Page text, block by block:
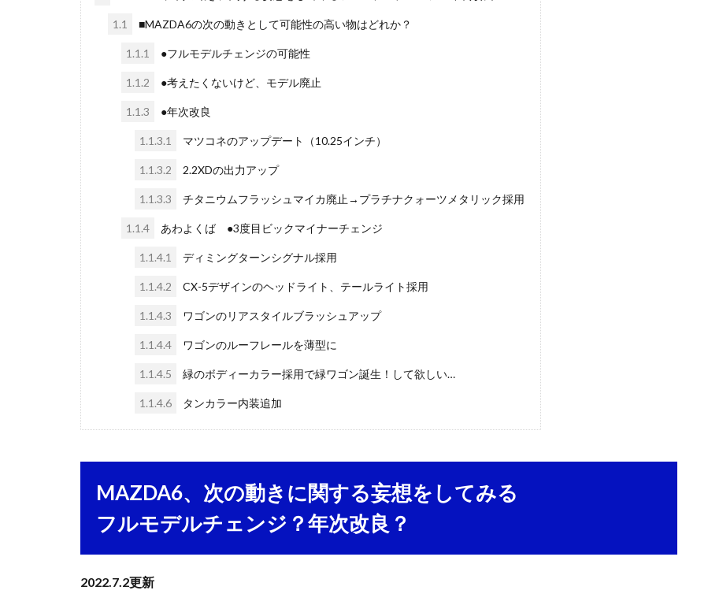
1.1 ■MAZDA6の次の動きとして可能性の高い物はどれか？
1.1.1 ●フルモデルチェンジの可能性
1.1.2 ●考えたくないけど、モデル廃止
1.1.3 ●年次改良
1.1.3.1 マツコネのアップデート（10.25インチ）
1.1.3.2 2.2XDの出力アップ
1.1.3.3 チタニウムフラッシュマイカ廃止→プラチナクォーツメタリック採用
1.1.4 あわよくば ●3度目ビックマイナーチェンジ
1.1.4.1 ディミングターンシグナル採用
1.1.4.2 CX-5デザインのヘッドライト、テールライト採用
1.1.4.3 ワゴンのリアスタイルブラッシュアップ
1.1.4.4 ワゴンのルーフレールを薄型に
1.1.4.5 緑のボディーカラー採用で緑ワゴン誕生！して欲しい…
1.1.4.6 タンカラー内装追加
MAZDA6、次の動きに関する妄想をしてみる
フルモデルチェンジ？年次改良？
2022.7.2更新